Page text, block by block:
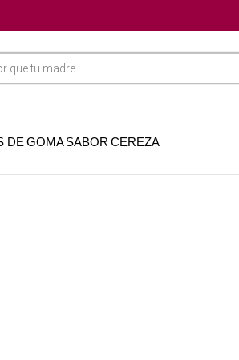
DE GOMA SABOR CEREZA